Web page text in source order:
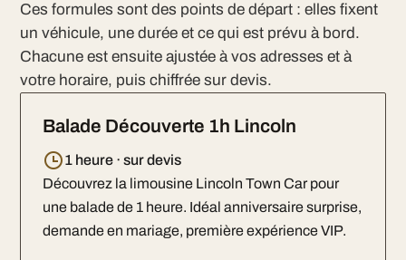
Ces formules sont des points de départ : elles fixent
un véhicule, une durée et ce qui est prévu à bord.
Chacune est ensuite ajustée à vos adresses et à
votre horaire, puis chiffrée sur devis.
Balade Découverte 1h Lincoln
1 heure · sur devis
Découvrez la limousine Lincoln Town Car pour
une balade de 1 heure. Idéal anniversaire surprise,
demande en mariage, première expérience VIP.